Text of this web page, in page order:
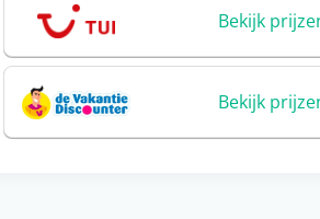
Bekijk
Bekijk